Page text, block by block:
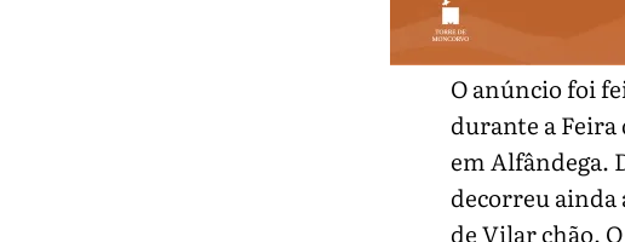
O anúncio foi
durante a Feira
em Alfândega.
decorreu ainda
de Vilar chão.